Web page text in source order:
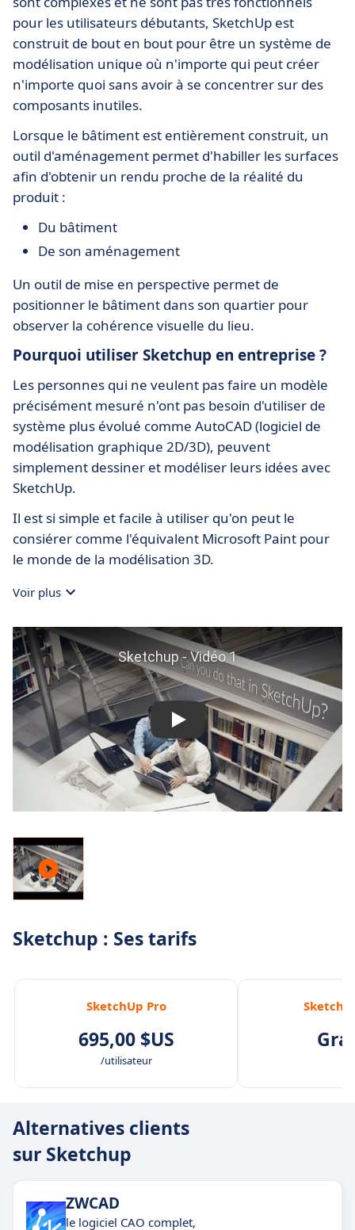
pour les utilisateurs débutants, SketchUp est
construit de bout en bout pour être un système de
modélisation unique où n'importe qui peut créer
n'importe quoi sans avoir à se concentrer sur des
composants inutiles.
Lorsque le bâtiment est entièrement construit, un
outil d'aménagement permet d'habiller les surfaces
afin d'obtenir un rendu proche de la réalité du
produit :
Du bâtiment
De son aménagement
Un outil de mise en perspective permet de
positionner le bâtiment dans son quartier pour
observer la cohérence visuelle du lieu.
Pourquoi utiliser Sketchup en entreprise ?
Les personnes qui ne veulent pas faire un modèle
précisément mesuré n'ont pas besoin d'utiliser de
système plus évolué comme AutoCAD (logiciel de
modélisation graphique 2D/3D), peuvent
simplement dessiner et modéliser leurs idées avec
SketchUp.
Il est si simple et facile à utiliser qu'on peut le
consiérer comme l'équivalent Microsoft Paint pour
le monde de la modélisation 3D.
Voir plus
Sketchup : Ses tarifs
SketchUp Pro
695,00 $US
/utilisateur
Alternatives clients
sur Sketchup
ZWCAD
le logiciel CAO complet,